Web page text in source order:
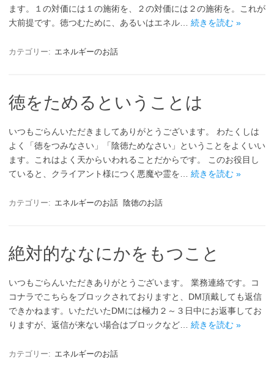
ます。１の対価には１の施術を、２の対価には２の施術を。これが
大前提です。徳つむために、あるいはエネル… 続きを読む »
カテゴリー: エネルギーのお話
徳をためるということは
いつもごらんいただきましてありがとうございます。 わたくしは
よく「徳をつみなさい」「陰徳ためなさい」ということをよくいい
ます。これはよく天からいわれることだからです。 このお役目し
ていると、クライアント様につく悪魔や霊を… 続きを読む »
カテゴリー: エネルギーのお話 陰徳のお話
絶対的ななにかをもつこと
いつもごらんいただきありがとうございます。 業務連絡です。コ
コナラでこちらをブロックされておりますと、DM頂戴しても返信
できかねます。いただいたDMには極力２～３日中にお返事してお
りますが、返信が来ない場合はブロックなど… 続きを読む »
カテゴリー: エネルギーのお話